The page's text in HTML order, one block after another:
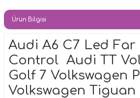
Ürün Bilgisi
Audi A6 C7 Led Far
Control Audi TT
Golf 7 Volkswagen
Volkswagen Tiguan